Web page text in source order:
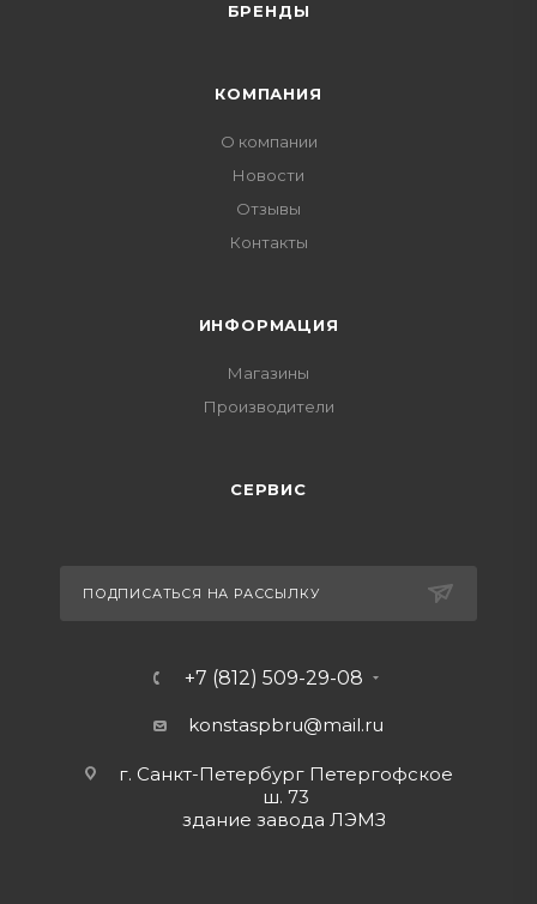
БРЕНДЫ
КОМПАНИЯ
О компании
Новости
Отзывы
Контакты
ИНФОРМАЦИЯ
Магазины
Производители
СЕРВИС
ПОДПИСАТЬСЯ НА РАССЫЛКУ
+7 (812) 509-29-08
konstaspbru@mail.ru
г. Санкт-Петербург Петергофское
ш. 73
здание завода ЛЭМЗ